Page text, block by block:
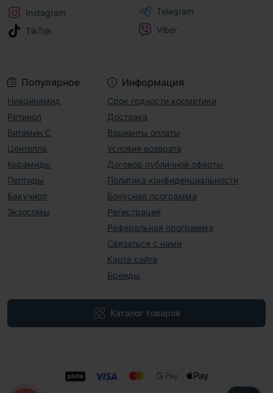
Популярное
Ниацинамид
Ретинол
Витамин С
Центелла
Керамиды
Пептиды
Бакучиол
Экзосомы
Информация
Срок годности косметики
Доставка
Варианты оплаты
Условия возврата
Договор публичной оферты
Политика конфиденциальности
Бонусная программа
Регистрация
Реферальная программа
Связаться с нами
Карта сайта
Бренды
Каталог товаров
Instagram
TikTok
Telegram
Viber